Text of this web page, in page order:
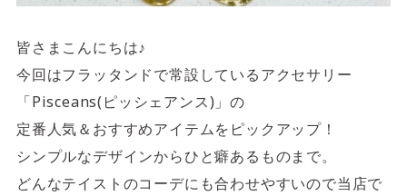
営業時間 10:00 ~ 22:00
4F/5F Physical care floor
フィジカルケアフロア
皆さまこんにちは♪
今回はフラッタンドで常設しているアクセサリー
「Pisceans(ピッシェアンス)」の
定番人気＆おすすめアイテムをピックアップ！
シンプルなデザインからひと癖あるものまで。
どんなテイストのコーデにも合わせやすいので当店で